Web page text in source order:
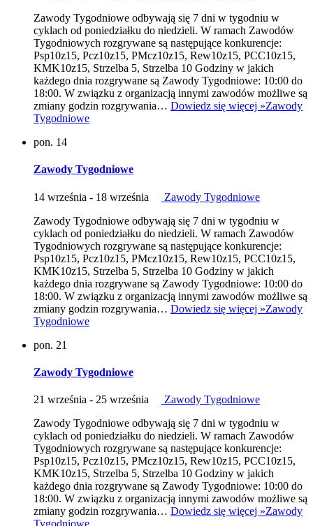
Zawody Tygodniowe odbywają się 7 dni w tygodniu w
cyklach od poniedziałku do niedzieli. W ramach Zawodów
Tygodniowych rozgrywane są następujące konkurencje:
Psp10z15, Pcz10z15, PMcz10z15, Rew10z15, PCC10z15,
KMK10z15, Strzelba 5, Strzelba 10 Godziny w jakich
każdego dnia rozgrywane są Zawody Tygodniowe: 10:00 do
18:00. W związku z organizacją innymi zawodów możliwe są
zmiany godzin rozgrywania… Dowiedz się więcej »Zawody
Tygodniowe
pon. 14
Zawody Tygodniowe
14 września - 18 września
Zawody Tygodniowe
Zawody Tygodniowe odbywają się 7 dni w tygodniu w
cyklach od poniedziałku do niedzieli. W ramach Zawodów
Tygodniowych rozgrywane są następujące konkurencje:
Psp10z15, Pcz10z15, PMcz10z15, Rew10z15, PCC10z15,
KMK10z15, Strzelba 5, Strzelba 10 Godziny w jakich
każdego dnia rozgrywane są Zawody Tygodniowe: 10:00 do
18:00. W związku z organizacją innymi zawodów możliwe są
zmiany godzin rozgrywania… Dowiedz się więcej »Zawody
Tygodniowe
pon. 21
Zawody Tygodniowe
21 września - 25 września
Zawody Tygodniowe
Zawody Tygodniowe odbywają się 7 dni w tygodniu w
cyklach od poniedziałku do niedzieli. W ramach Zawodów
Tygodniowych rozgrywane są następujące konkurencje:
Psp10z15, Pcz10z15, PMcz10z15, Rew10z15, PCC10z15,
KMK10z15, Strzelba 5, Strzelba 10 Godziny w jakich
każdego dnia rozgrywane są Zawody Tygodniowe: 10:00 do
18:00. W związku z organizacją innymi zawodów możliwe są
zmiany godzin rozgrywania… Dowiedz się więcej »Zawody
Tygodniowe